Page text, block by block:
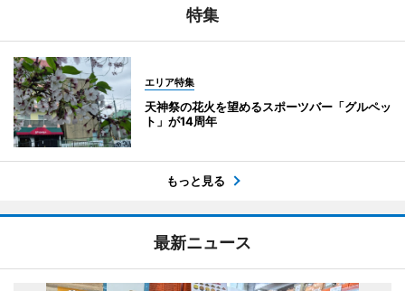
特集
エリア特集
天神祭の花火を望めるスポーツバー「グルペッ
ト」が14周年
もっと見る
最新ニュース